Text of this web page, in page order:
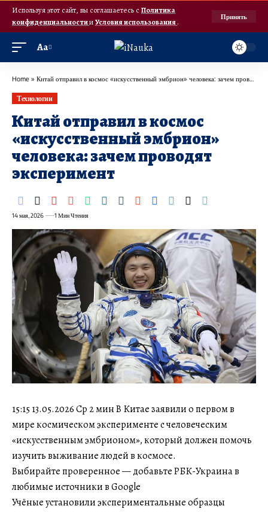
Используя этот сайт, вы соглашаетесь с Политика
конфиденциальностииУсловия использования.
Принять
Аа
Home » Китай отправил в космос «искусственный эмбрион» человека: зачем проводят эксперимент
Технологии
Китай отправил в космос
«искусственный эмбрион»
человека: зачем проводят
эксперимент
14 мая, 2026 1 Мин Чтения
15:15 13.05.2026 Ср 2 мин В Китае заявили о первом в
мире космическом эксперименте с человеческим
«искусственным эмбрионом», который должен помочь
изучить выживание людей в космосе.
Выбирайте проверенное — добавьте РБК-Украина в
любимые источники в Google
Учёные установили экспериментальные образцы